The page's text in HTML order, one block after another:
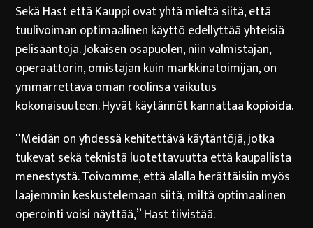
Sekä Hast että Kauppi ovat yhtä mieltä siitä, että
tuulivoiman optimaalinen käyttö edellyttää yhteisiä
pelisääntöjä. Jokaisen osapuolen, niin valmistajan,
operaattorin, omistajan kuin markkinatoimijan, on
ymmärrettävä oman roolinsa vaikutus
kokonaisuuteen. Hyvät käytännöt kannattaa kopioida.
“Meidän on yhdessä kehitettävä käytäntöjä, jotka
tukevat sekä teknistä luotettavuutta että kaupallista
menestystä. Toivomme, että alalla herättäisiin myös
laajemmin keskustelemaan siitä, miltä optimaalinen
operointi voisi näyttää,” Hast tiivistää.